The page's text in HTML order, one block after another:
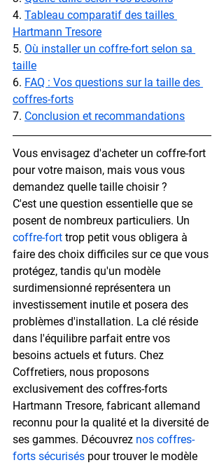
4. Tableau comparatif des tailles
Hartmann Tresore
5. Où installer un coffre-fort selon sa
taille
6. FAQ : Vos questions sur la taille des
coffres-forts
7. Conclusion et recommandations
Vous envisagez d'acheter un coffre-fort
pour votre maison, mais vous vous
demandez quelle taille choisir ?
C'est une question essentielle que se
posent de nombreux particuliers. Un
coffre-fort trop petit vous obligera à
faire des choix difficiles sur ce que vous
protégez, tandis qu'un modèle
surdimensionné représentera un
investissement inutile et posera des
problèmes d'installation. La clé réside
dans l'équilibre parfait entre vos
besoins actuels et futurs. Chez
Coffretiers, nous proposons
exclusivement des coffres-forts
Hartmann Tresore, fabricant allemand
reconnu pour la qualité et la diversité de
ses gammes. Découvrez nos coffres-
forts sécurisés pour trouver le modèle